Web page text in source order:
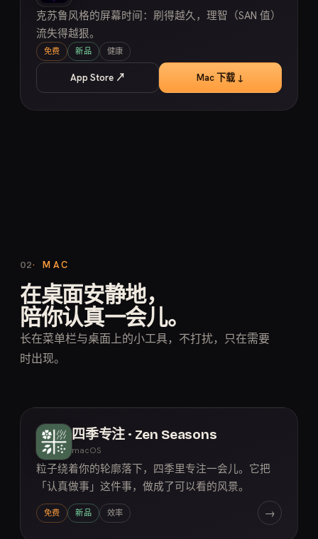
克苏鲁风格的屏幕时间：刷得越久，理智（SAN 值）
流失得越狠。
免费 新品 健康
App Store ↗ Mac 下载 ↓
02· MAC
在桌面安静地，
陪你认真一会儿。
长在菜单栏与桌面上的小工具，不打扰，只在需要
时出现。
四季专注 · Zen Seasons
macOS
粒子绕着你的轮廓落下，四季里专注一会儿。它把
「认真做事」这件事，做成了可以看的风景。
免费 新品 效率 →